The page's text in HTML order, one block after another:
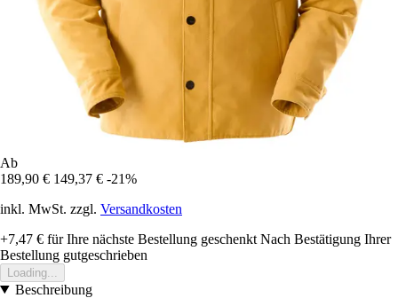
Ab
189,90 € 149,37 € -21%
inkl. MwSt. zzgl. Versandkosten
+7,47 € für Ihre nächste Bestellung geschenkt Nach Bestätigung Ihrer
Bestellung gutgeschrieben
Loading...
Beschreibung